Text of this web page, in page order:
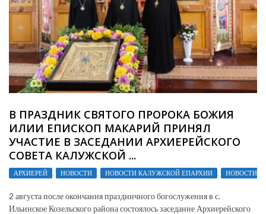
В ПРАЗДНИК СВЯТОГО ПРОРОКА БОЖИЯ
ИЛИИ ЕПИСКОП МАКАРИЙ ПРИНЯЛ
УЧАСТИЕ В ЗАСЕДАНИИ АРХИЕРЕЙСКОГО
СОВЕТА КАЛУЖСКОЙ ...
АРХИЕРЕЙ НОВОСТИ НОВОСТИ КАЛУЖСКОЙ ЕПАРХИИ НОВОСТИ
2 августа после окончания праздничного богослужения в с.
Ильинское Козельского района состоялось заседание Архиерейского